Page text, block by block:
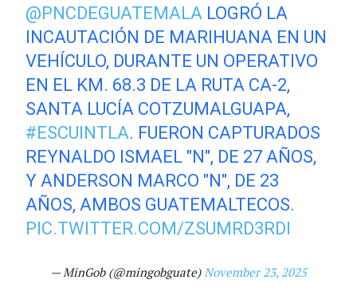
@PNCDEGUATEMALA LOGRÓ LA
INCAUTACIÓN DE MARIHUANA EN UN
VEHÍCULO, DURANTE UN OPERATIVO
EN EL KM. 68.3 DE LA RUTA CA-2,
SANTA LUCÍA COTZUMALGUAPA,
#ESCUINTLA. FUERON CAPTURADOS
REYNALDO ISMAEL "N", DE 27 AÑOS,
Y ANDERSON MARCO "N", DE 23
AÑOS, AMBOS GUATEMALTECOS.
PIC.TWITTER.COM/ZSUMRD3RDI
— MinGob (@mingobguate) November 23, 2025